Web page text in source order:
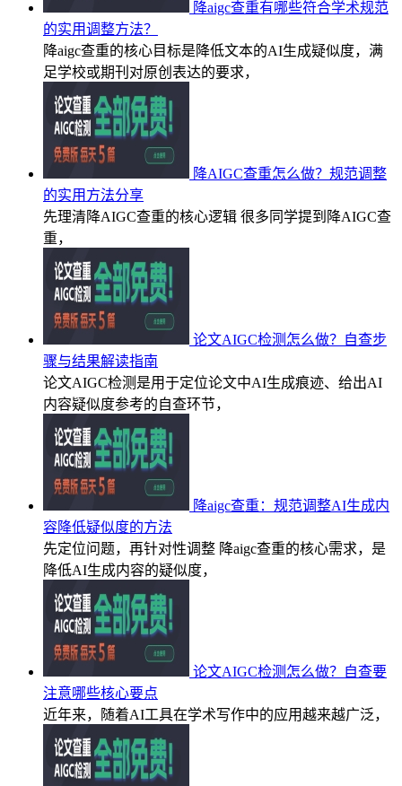
降aigc查重有哪些符合学术规范
的实用调整方法？
降aigc查重的核心目标是降低文本的AI生成疑似度，满
足学校或期刊对原创表达的要求，
降AIGC查重怎么做？规范调整
的实用方法分享
先理清降AIGC查重的核心逻辑 很多同学提到降AIGC查
重，
论文AIGC检测怎么做？自查步
骤与结果解读指南
论文AIGC检测是用于定位论文中AI生成痕迹、给出AI
内容疑似度参考的自查环节，
降aigc查重：规范调整AI生成内
容降低疑似度的方法
先定位问题，再针对性调整 降aigc查重的核心需求，是
降低AI生成内容的疑似度，
论文AIGC检测怎么做？自查要
注意哪些核心要点
近年来，随着AI工具在学术写作中的应用越来越广泛，